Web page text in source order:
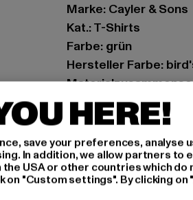
Marke: Cayler & Sons
Kat.: T-Shirts
Farbe: grün
Hersteller Farbe:
Art.Nr: CS003-02525
Hersteller: TB
Dr.-Robert-Murjahn-
HERE!
save your preferences, analyse
In addition, we allow partners to
USA or other countries which do
"Custom settings". By clicking